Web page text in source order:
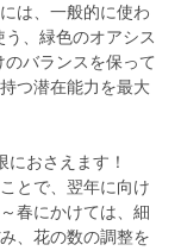
は、一般的に使わ
、緑色のオアシス
バランスを保って
つ潜在能力を最大
におさえます！
とで、翌年に向け
春にかけては、細
、花の数の調整を